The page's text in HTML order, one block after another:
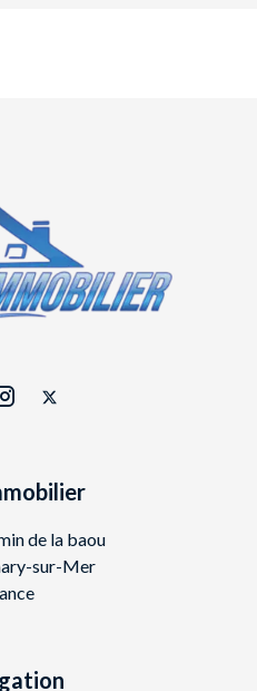
de la baou
sur-Mer